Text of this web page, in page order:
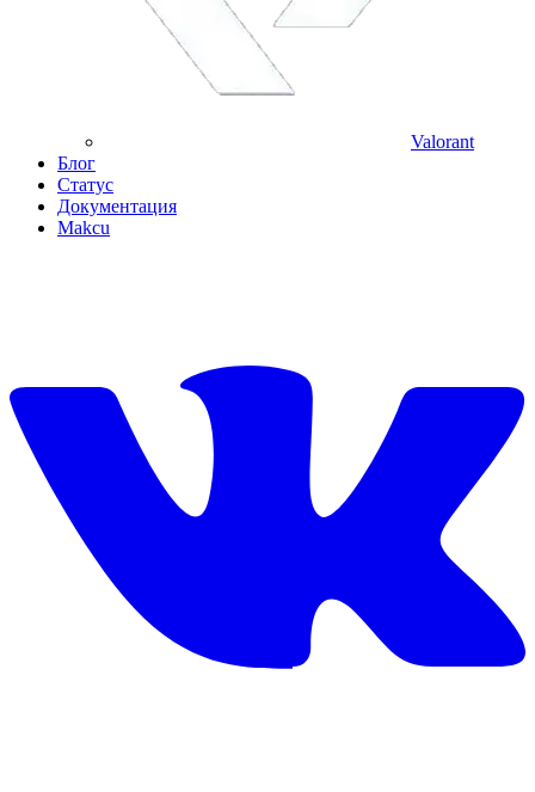
Valorant
Блог
Статус
Документация
Makcu